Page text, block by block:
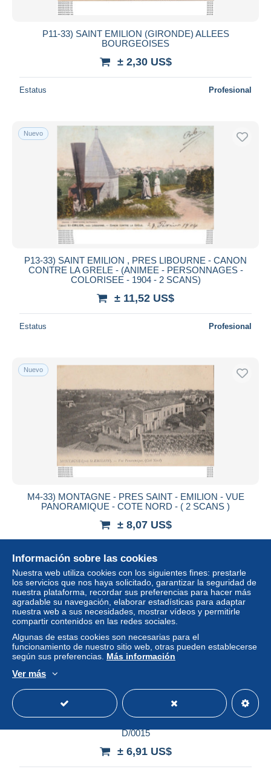
P11-33) SAINT EMILION (GIRONDE) ALLEES
BOURGEOISES
± 2,30 US$
Estatus Profesional
Nuevo
P13-33) SAINT EMILION , PRES LIBOURNE - CANON
CONTRE LA GRELE - (ANIMEE - PERSONNAGES -
COLORISEE - 1904 - 2 SCANS)
± 11,52 US$
Estatus Profesional
Nuevo
M4-33) MONTAGNE - PRES SAINT - EMILION - VUE
PANORAMIQUE - COTE NORD - ( 2 SCANS )
± 8,07 US$
Estatus
Nuevo
D/0015
± 6,91 US$
Información sobre las cookies
Nuestra web utiliza cookies con los siguientes fines: prestarle
los servicios que nos haya solicitado, garantizar la seguridad de
nuestra plataforma, recordar sus preferencias para hacer más
agradable su navegación, elaborar estadísticas para adaptar
nuestra web a sus necesidades, mostrar vídeos y permitirle
compartir contenidos en las redes sociales.
Algunas de estas cookies son necesarias para el
funcionamiento de nuestro sitio web, otras pueden establecerse
según sus preferencias. Más información
Ver más